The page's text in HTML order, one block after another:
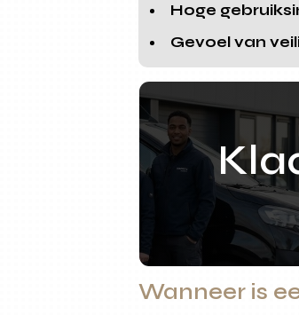
Hoge
Gevoel van
Wanneer is